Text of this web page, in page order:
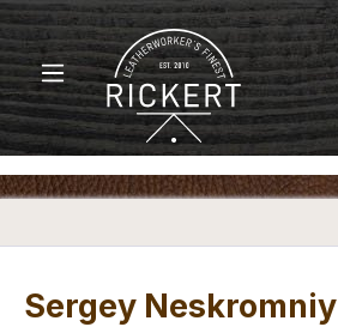
Zum Hauptinhalt springen
Sergey Neskromniy